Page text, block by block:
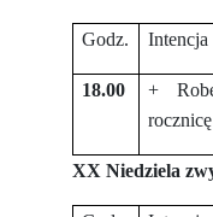
Godz. Intencja
18.00
+
XX Niedziela